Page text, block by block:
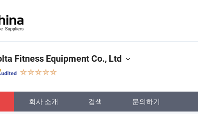
Fitness Equipment Co., Ltd
회사 소개 검색 문의하기